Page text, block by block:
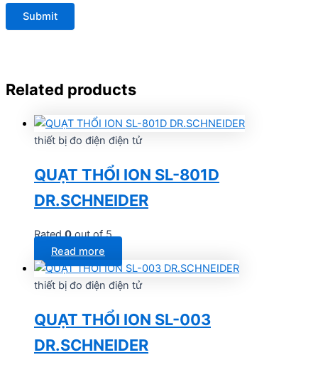
Related products
thiết bị đo điện điện tử
QUẠT THỔI ION SL-801D
DR.SCHNEIDER
Rated0out of 5
Read more
thiết bị đo điện điện tử
QUẠT THỔI ION SL-003
DR.SCHNEIDER